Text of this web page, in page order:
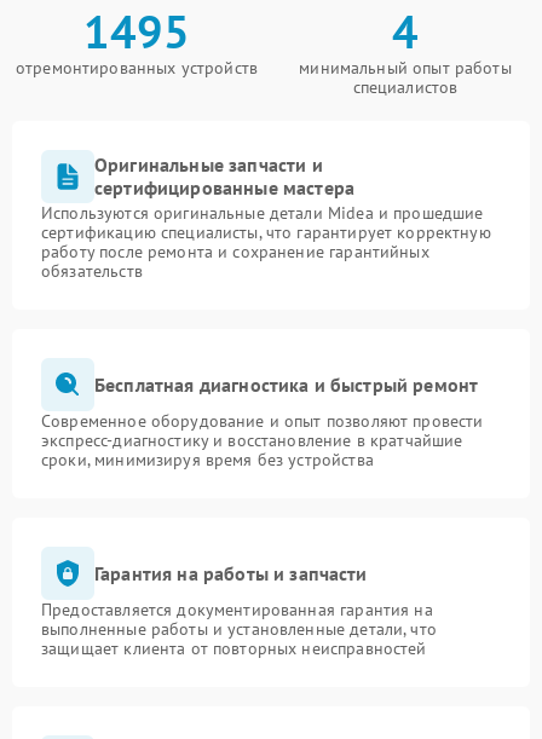
1495
отремонтированных устройств
4
минимальный опыт работы
специалистов
Оригинальные запчасти и
сертифицированные мастера
Используются оригинальные детали Midea и прошедшие
сертификацию специалисты, что гарантирует корректную
работу после ремонта и сохранение гарантийных
обязательств
Бесплатная диагностика и быстрый ремонт
Современное оборудование и опыт позволяют провести
экспресс-диагностику и восстановление в кратчайшие
сроки, минимизируя время без устройства
Гарантия на работы и запчасти
Предоставляется документированная гарантия на
выполненные работы и установленные детали, что
защищает клиента от повторных неисправностей